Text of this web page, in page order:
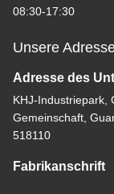
08:30-17:30
Unsere
Adresse des
KHJ-Industriepark,
Gemeinschaft,
518110
Fabrikanschrift